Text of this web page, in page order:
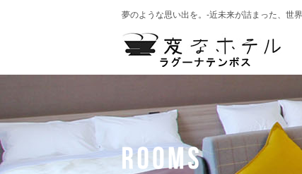
夢のような思い出を。-近未来が詰まった、世